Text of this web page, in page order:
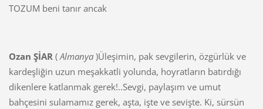
TOZUM beni tanır ancak
Ozan ŞİAR (Almanya)Üleşimin, pak sevgilerin, özgürlük ve
kardeşliğin uzun meşakkatli yolunda, hoyratların batırdığı
dikenlere katlanmak gerek!..Sevgi, paylaşım ve umut
bahçesini sulamamız gerek, aşta, işte ve sevişte. Ki, sürsün